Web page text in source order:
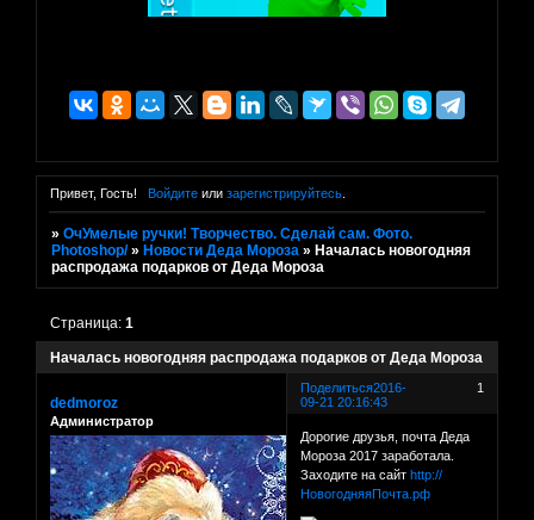
Привет, Гость! Войдитеили зарегистрируйтесь.
»ОчУмелые ручки! Творчество. Сделай сам. Фото.
Photoshop/ » Новости Деда Мороза » Началась новогодняя
распродажа подарков от Деда Мороза
Началась новогодняя распродажа подарков от Деда Мороза
Страница:1
Поделиться 1
2016-
09-21 20:16:43
dedmoroz
Администратор
Дорогие друзья, почта Деда
Мороза 2017 заработала.
Заходите на сайтhttp://
НовогодняяПочта.рф